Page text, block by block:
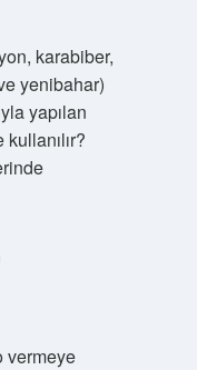
karabiber,
yenibahar)
yapılan
kullanılır?
vermeye